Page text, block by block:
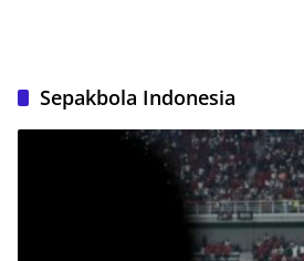
Sepakbola Indonesia